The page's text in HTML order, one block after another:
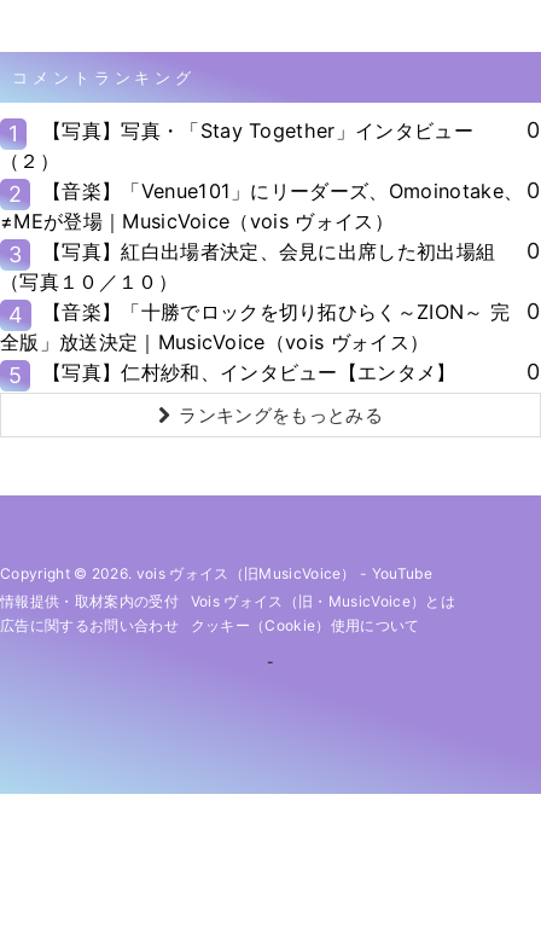
コメントランキング
1
【写真】写真・「Stay Together」インタビュー
（２）
0
2
【音楽】「Venue101」にリーダーズ、Omoinotake、
≠MEが登場｜MusicVoice（vois ヴォイス）
0
3
【写真】紅白出場者決定、会見に出席した初出場組
（写真１０／１０）
0
4
【音楽】「十勝でロックを切り拓ひらく～ZION～ 完
全版」放送決定｜MusicVoice（vois ヴォイス）
0
5 【写真】仁村紗和、インタビュー【エンタメ】 0
ランキングをもっとみる
Copyright © 2026. vois ヴォイス（旧MusicVoice） - YouTube
情報提供・取材案内の受付
Vois ヴォイス（旧・MusicVoice）とは
広告に関するお問い合わせ
クッキー（cookie）使用について
-